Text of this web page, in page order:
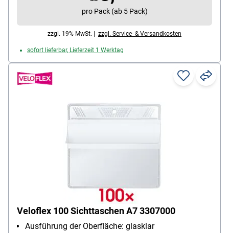
pro Pack (ab 5 Pack)
zzgl. 19% MwSt. | zzgl. Service- & Versandkosten
sofort lieferbar, Lieferzeit 1 Werktag
Veloflex 100 Sichttaschen A7 3307000
Ausführung der Oberfläche: glasklar